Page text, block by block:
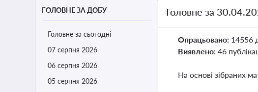
ГОЛОВНЕ ЗА ДОБУ
Головне за сьогодні
07 серпня 2026
06 серпня 2026
05 серпня 2026
Головне за
Опрацьовано: 14556
Виявлено: 46
На основі зібраних